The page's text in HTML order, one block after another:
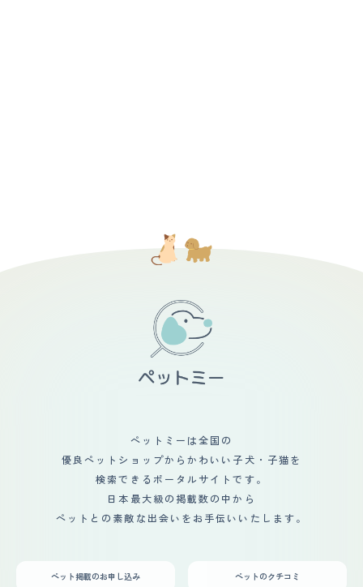
ペットミーは全国の
優良ペットショップからかわいい子犬・子猫を
検索できるポータルサイトです。
日本最大級の掲載数の中から
ペットとの素敵な出会いをお手伝いいたします。
ペット掲載のお申し込み ペットのクチコミ